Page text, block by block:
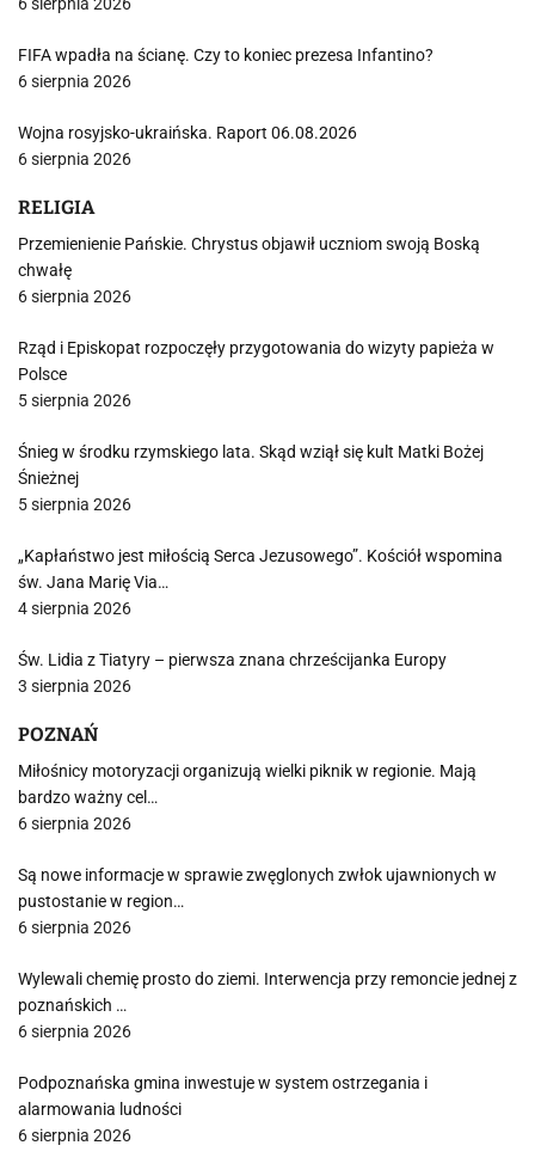
FIFA wpadła na ścianę. Czy to koniec prezesa Infantino?
6 sierpnia 2026
Wojna rosyjsko-ukraińska. Raport 06.08.2026
6 sierpnia 2026
RELIGIA
Przemienienie Pańskie. Chrystus objawił uczniom swoją Boską
chwałę
6 sierpnia 2026
Rząd i Episkopat rozpoczęły przygotowania do wizyty papieża w
Polsce
5 sierpnia 2026
Śnieg w środku rzymskiego lata. Skąd wziął się kult Matki Bożej
Śnieżnej
5 sierpnia 2026
„Kapłaństwo jest miłością Serca Jezusowego”. Kościół wspomina
św. Jana Marię Via…
4 sierpnia 2026
Św. Lidia z Tiatyry – pierwsza znana chrześcijanka Europy
3 sierpnia 2026
POZNAŃ
Miłośnicy motoryzacji organizują wielki piknik w regionie. Mają
bardzo ważny cel…
6 sierpnia 2026
Są nowe informacje w sprawie zwęglonych zwłok ujawnionych w
pustostanie w region…
6 sierpnia 2026
Wylewali chemię prosto do ziemi. Interwencja przy remoncie jednej z
poznańskich …
6 sierpnia 2026
Podpoznańska gmina inwestuje w system ostrzegania i
alarmowania ludności
6 sierpnia 2026